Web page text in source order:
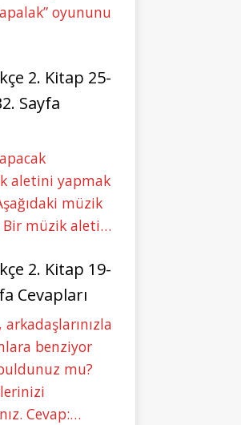
oyununu
2. Kitap 25-
Sayfa
aletini yapmak
müzik
Bir müzik aleti…
2. Kitap 19-
Cevapları
benziyor
mu?
Cevap:…